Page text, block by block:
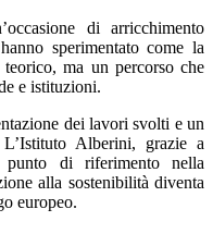
di arricchimento
sperimentato come la
ma un percorso che
e istituzioni.
dei lavori svolti e un
Alberini, grazie a
punto di riferimento nella
alla sostenibilità diventa
europeo.